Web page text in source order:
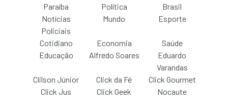
Paraíba Política
Brasil
Notícias
Policiais
Mundo Esporte
Cotidiano Economia
Saúde
Educação
Alfredo Soares
Eduardo
Varandas
Clilson Júnior
Click da Fé
Click Gourmet
Click Jus
Click Geek Nocaute